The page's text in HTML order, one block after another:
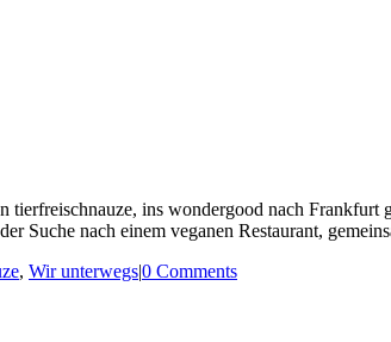
ins wondergood nach Frankfurt
Suche nach einem veganen Restaurant,
, Wir unterwegs|0 Comments